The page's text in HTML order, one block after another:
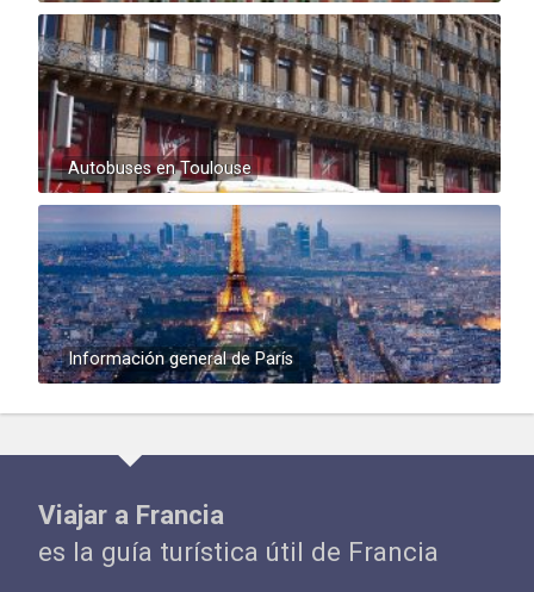
Autobuses en Toulouse
Información general de París
Viajar a Francia
es la guía turística útil de Francia